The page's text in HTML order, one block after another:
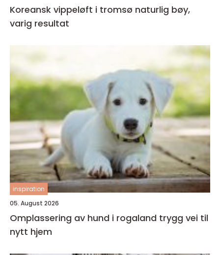
Koreansk vippeløft i tromsø naturlig bøy,
varig resultat
inspiration
05. August 2026
Omplassering av hund i rogaland trygg vei til
nytt hjem